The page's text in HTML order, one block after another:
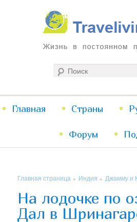
Traveliving
Жизнь в постоянном путешествии
меню
к
к
Главная Страны
Форум
Главная страница » Индия » Джамму и
На лодочке по
Дал в